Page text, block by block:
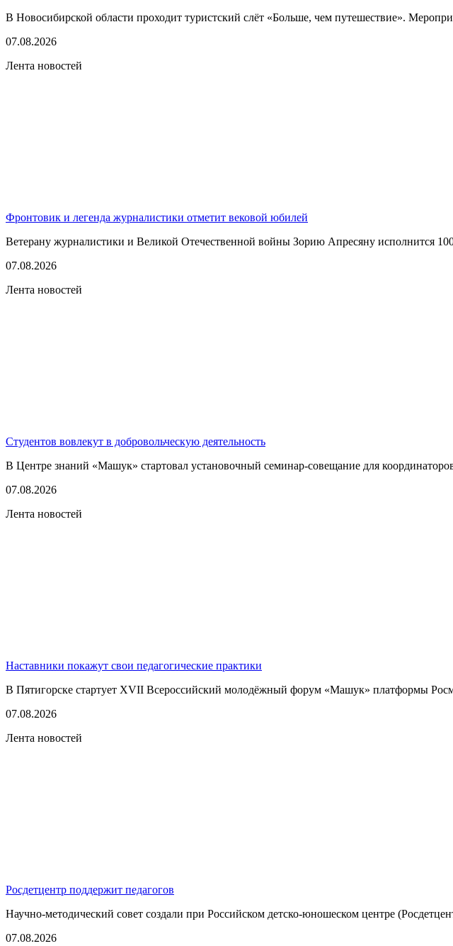
В Новосибирской области проходит туристский слёт «Больше, чем путешествие».
07.08.2026
Лента новостей
Фронтовик и легенда журналистики отметит вековой юбилей
Ветерану журналистики и Великой Отечественной войны Зорию Апресяну исполнится
07.08.2026
Лента новостей
Студентов вовлекут в добровольческую деятельность
В Центре знаний «Машук» стартовал установочный семинар-совещание для
07.08.2026
Лента новостей
Наставники покажут свои педагогические практики
В Пятигорске стартует XVII Всероссийский молодёжный форум «Машук» платформы
07.08.2026
Лента новостей
Росдетцентр поддержит педагогов
Научно-методический совет создали при Российском детско-юношеском центре
07.08.2026